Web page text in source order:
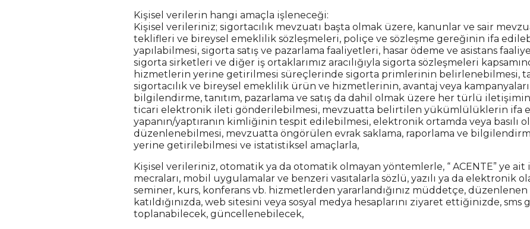
Kişisel verilerin hangi amaçla işleneceği:
Kişisel verileriniz; sigortacılık mevzuatı başta olmak üzere, kanunlar ve sair
teklifleri ve bireysel emeklilik sözleşmeleri, poliçe ve sözleşme gereğinin ifa
yapılabilmesi, sigorta satış ve pazarlama faaliyetleri, hasar ödeme ve asistans
sigorta sirketleri ve diğer iş ortaklarımız aracılığıyla sigorta sözleşmeleri
hizmetlerin yerine getirilmesi süreçlerinde sigorta primlerinin belirlenebilmesi,
sigortacılık ve bireysel emeklilik ürün ve hizmetlerinin, avantaj veya
bilgilendirme, tanıtım, pazarlama ve satış da dahil olmak üzere her türlü
ticari elektronik ileti gönderilebilmesi, mevzuatta belirtilen yükümlülüklerin ifa
yapanın/yaptıranın kimliğinin tespit edilebilmesi, elektronik ortamda veya basılı
düzenlenebilmesi, mevzuatta öngörülen evrak saklama, raporlama ve
yerine getirilebilmesi ve istatistiksel amaçlarla,
Kişisel verileriniz, otomatik ya da otomatik olmayan yöntemlerle, “ ACENTE” ye ait
mecraları, mobil uygulamalar ve benzeri vasıtalarla sözlü, yazılı ya da elektronik
seminer, kurs, konferans vb. hizmetlerden yararlandığınız müddetçe,
katıldığınızda, web sitesini veya sosyal medya hesaplarını ziyaret ettiğinizde,
toplanabilecek, güncellenebilecek,